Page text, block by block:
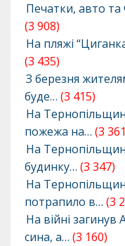
Печатки, авто та
(3 908)
На пляжі
(3 435)
З березня
буде… (3 415)
На
пожежа на… (3
На
будинку… (3 347)
На
потрапило в… (3
На війні
сина, а… (3 160)